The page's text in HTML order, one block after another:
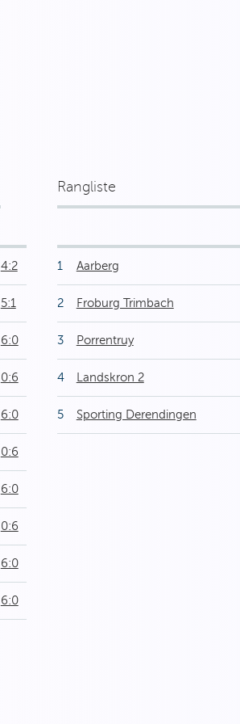
4:2
5:1
6:0
0:6
6:0
0:6
6:0
0:6
6:0
6:0
Rangliste
1 Aarberg
2 Froburg Trimbach
3 Porrentruy
4 Landskron 2
5 Sporting Derendingen